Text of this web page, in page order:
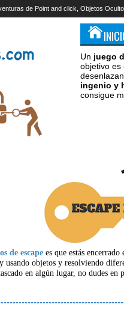
de Point and click, Objetos
Un juego
objetivo es
ingenio y
consigue
de escape es que estás
usando objetos y resolviendo
en algún lugar, no dudes